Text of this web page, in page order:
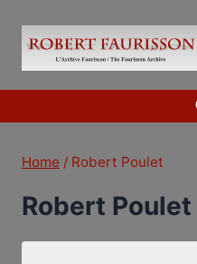
content
Home / Robert Poulet
Robert Poulet